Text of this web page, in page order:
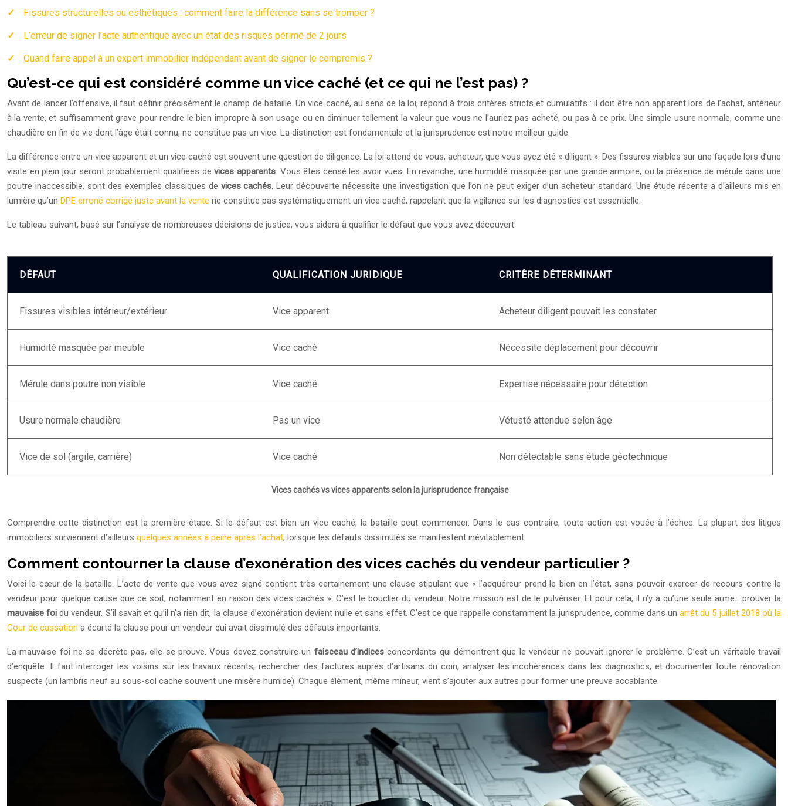
Fissures structurelles ou esthétiques : comment faire la différence sans se tromper ?
L’erreur de signer l’acte authentique avec un état des risques périmé de 2 jours
Quand faire appel à un expert immobilier indépendant avant de signer le compromis ?
Qu’est-ce qui est considéré comme un vice caché (et ce qui ne l’est pas) ?
Avant de lancer l’offensive, il faut définir précisément le champ de bataille. Un vice caché, au sens de la loi, répond à trois critères stricts et cumulatifs : il doit être non apparent lors de l’achat, antérieur
à la vente, et suffisamment grave pour rendre le bien impropre à son usage ou en diminuer tellement la valeur que vous ne l’auriez pas acheté, ou pas à ce prix. Une simple usure normale, comme une
chaudière en fin de vie dont l’âge était connu, ne constitue pas un vice. La distinction est fondamentale et la jurisprudence est notre meilleur guide.
La différence entre un vice apparent et un vice caché est souvent une question de diligence. La loi attend de vous, acheteur, que vous ayez été « diligent ». Des fissures visibles sur une façade lors d’une
visite en plein jour seront probablement qualifiées devices apparents. Vous êtes censé les avoir vues. En revanche, une humidité masquée par une grande armoire, ou la présence de mérule dans une
poutre inaccessible, sont des exemples classiques de vices cachés. Leur découverte nécessite une investigation que l’on ne peut exiger d’un acheteur standard. Une étude récente a d’ailleurs mis en
lumière qu’un DPE erroné corrigé juste avant la vente ne constitue pas systématiquement un vice caché, rappelant que la vigilance sur les diagnostics est essentielle.
Le tableau suivant, basé sur l’analyse de nombreuses décisions de justice, vous aidera à qualifier le défaut que vous avez découvert.
Vices cachés vs vices apparents selon la jurisprudence française
DÉFAUT QUALIFICATION JURIDIQUE CRITÈRE DÉTERMINANT
Fissures visibles intérieur/extérieur Vice apparent Acheteur diligent pouvait les constater
Humidité masquée par meuble Vice caché Nécessite déplacement pour découvrir
Mérule dans poutre non visible Vice caché Expertise nécessaire pour détection
Usure normale chaudière Pas un vice Vétusté attendue selon âge
Vice de sol (argile, carrière) Vice caché Non détectable sans étude géotechnique
Comprendre cette distinction est la première étape. Si le défaut est bien un vice caché, la bataille peut commencer. Dans le cas contraire, toute action est vouée à l’échec. La plupart des litiges
immobiliers surviennent d’ailleurs quelques années à peine après l’achat, lorsque les défauts dissimulés se manifestent inévitablement.
Comment contourner la clause d’exonération des vices cachés du vendeur particulier ?
Voici le cœur de la bataille. L’acte de vente que vous avez signé contient très certainement une clause stipulant que « l’acquéreur prend le bien en l’état, sans pouvoir exercer de recours contre le
vendeur pour quelque cause que ce soit, notamment en raison des vices cachés ». C’est le bouclier du vendeur. Notre mission est de le pulvériser. Et pour cela, il n’y a qu’une seule arme : prouver la
mauvaise foi du vendeur. S’il savait et qu’il n’a rien dit, la clause d’exonération devient nulle et sans effet. C’est ce que rappelle constamment la jurisprudence, comme dans unarrêt du 5 juillet 2018 où la
Cour de cassation a écarté la clause pour un vendeur qui avait dissimulé des défauts importants.
La mauvaise foi ne se décrète pas, elle se prouve. Vous devez construire un faisceau d’indices concordants qui démontrent que le vendeur ne pouvait ignorer le problème. C’est un véritable travail
d’enquête. Il faut interroger les voisins sur les travaux récents, rechercher des factures auprès d’artisans du coin, analyser les incohérences dans les diagnostics, et documenter toute rénovation
suspecte (un lambris neuf au sous-sol cache souvent une misère humide). Chaque élément, même mineur, vient s’ajouter aux autres pour former une preuve accablante.